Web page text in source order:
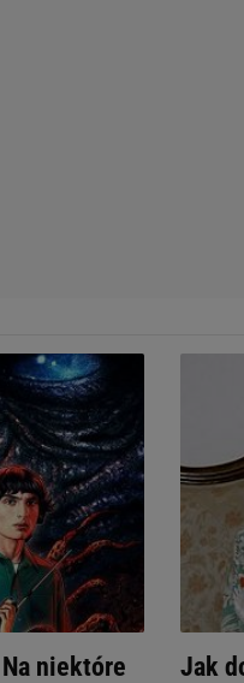
niektóre Jak